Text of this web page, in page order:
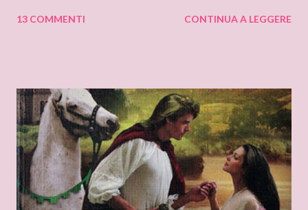
lussureggiante campagna inglese. Lungo siepi verdi ben potate,
altezzosa indifferenza. Ora, provate ad aggirare quelle siepi, e
costeggiate i vialetti acciottolati, avvicinandovi piano… Vicino a
un gazebo, seduti su comode coperte bianche, si radunano i
nobili rappresentanti del clan dei Bedwyn, stretti intorno al loro
campione: il duca di Bewcastle. Ci sono Wulfric, Duca di
Bewcastle , alto e scuro, con lineamenti duri e occhi insondabili e
13 COMMENTI CONTINUA A LEGGERE